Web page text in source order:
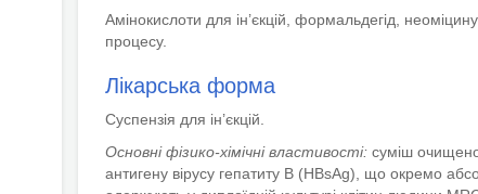
Амінокислоти для ін’єкцій, формальдегід,
процесу.
Лікарська форма
Суспензія для ін’єкцій.
Основні фізико-хімічні властивості:суміш
антигену вірусу гепатиту В (HBsAg), що окремо